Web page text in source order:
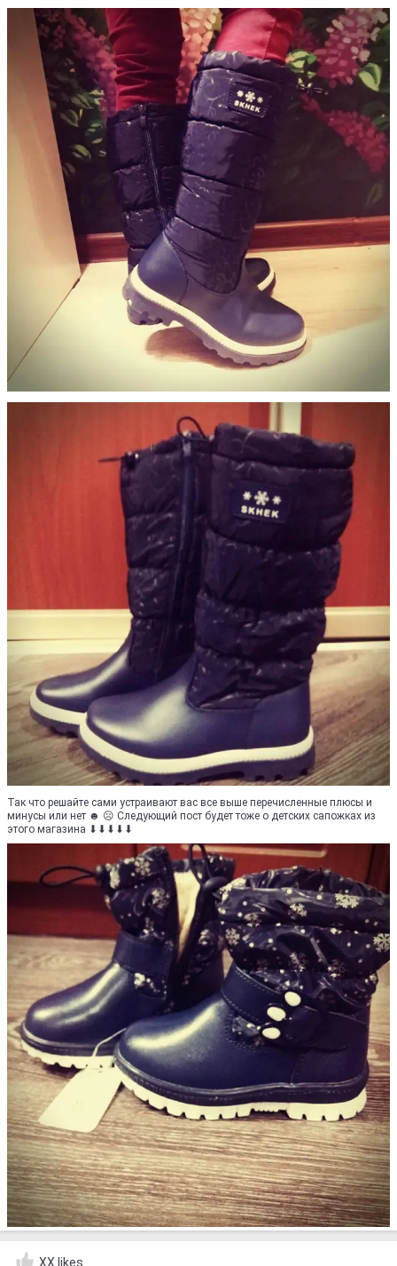
Так что решайте сами устраивают вас все выше перечисленные плюсы и
минусы или нет ☻ ☹ Следующий пост будет тоже о детских сапожках из
этого магазина ⬇⬇⬇⬇⬇
XX likes